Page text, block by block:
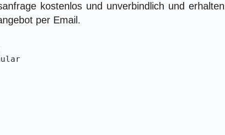
kostenlos und unverbindlich und erhalten
per Email.